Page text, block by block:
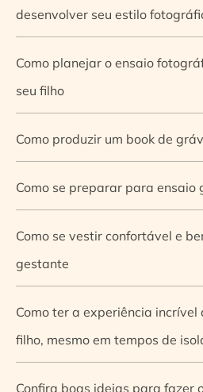
desenvolver seu estilo
Como planejar o ensaio
seu filho
Como produzir um book de
Como se preparar para ensaio
Como se vestir confortável e
gestante
Como ter a experiência incrível
filho, mesmo em tempos de
Confira boas ideias para fazer